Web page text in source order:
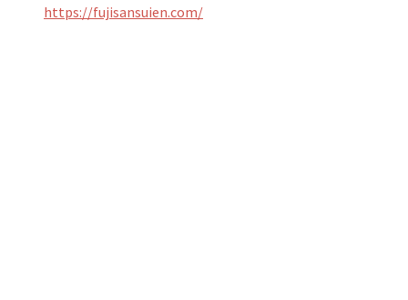
https://fujisansuien.com/